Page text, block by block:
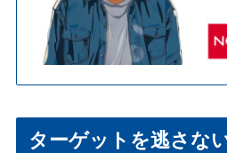
ターゲットを逃さな